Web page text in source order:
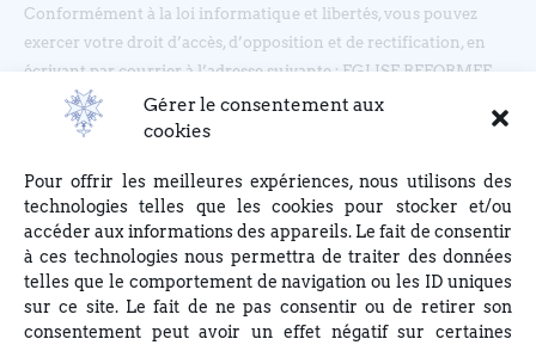
Gérer le consentement aux
cookies
Pour offrir les meilleures expériences, nous utilisons des
technologies telles que les cookies pour stocker et/ou
accéder aux informations des appareils. Le fait de consentir
à ces technologies nous permettra de traiter des données
telles que le comportement de navigation ou les ID uniques
sur ce site. Le fait de ne pas consentir ou de retirer son
consentement peut avoir un effet négatif sur certaines
Conformément à la loi informatique et libertés, vous pouvez
exercer votre droit d’accès, d’opposition et de rectification, en
écrivant par courrier à l’adresse suivante : EGLISE REFORMEE
DU BOUCLIER, 4 rue du Bouclier, 67000 STRASBOURG ou en
écrivant à eglise(at)lebouclier.fr
Je m'abonne